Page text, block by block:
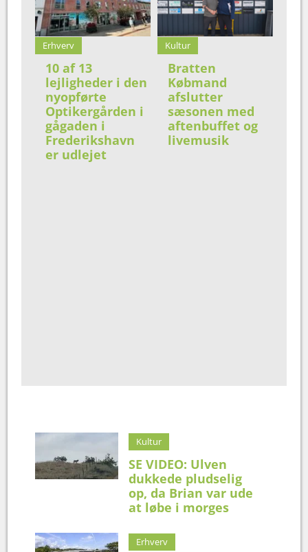
Erhverv
10 af 13
lejligheder i den
nyopførte
Optikergården i
gågaden i
Frederikshavn
er udlejet
Kultur
Bratten
Købmand
afslutter
sæsonen med
aftenbuffet og
livemusik
Kultur
SE VIDEO: Ulven
dukkede pludselig
op, da Brian var ude
at løbe i morges
Erhverv